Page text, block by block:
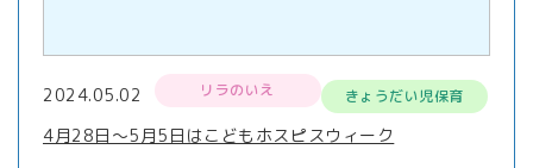
2024.05.02 リラのいえ きょうだい児保育
4月28日～5月5日はこどもホスピスウィーク